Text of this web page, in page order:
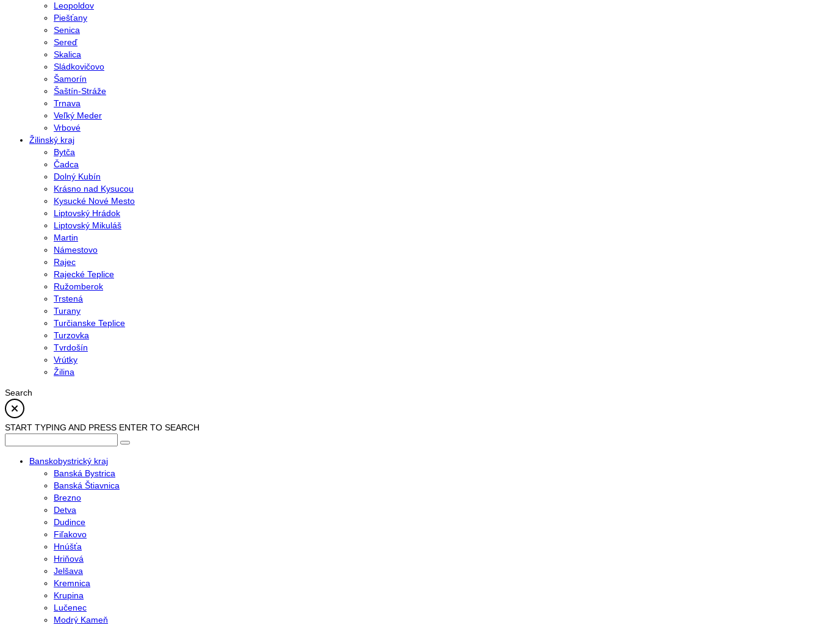
Leopoldov
Piešťany
Senica
Sereď
Skalica
Sládkovičovo
Šamorín
Šaštín-Stráže
Trnava
Veľký Meder
Vrbové
Žilinský kraj
Bytča
Čadca
Dolný Kubín
Krásno nad Kysucou
Kysucké Nové Mesto
Liptovský Hrádok
Liptovský Mikuláš
Martin
Námestovo
Rajec
Rajecké Teplice
Ružomberok
Trstená
Turany
Turčianske Teplice
Turzovka
Tvrdošín
Vrútky
Žilina
Search
START TYPING AND PRESS ENTER TO SEARCH
Banskobystrický kraj
Banská Bystrica
Banská Štiavnica
Brezno
Detva
Dudince
Fiľakovo
Hnúšťa
Hriňová
Jelšava
Kremnica
Krupina
Lučenec
Modrý Kameň